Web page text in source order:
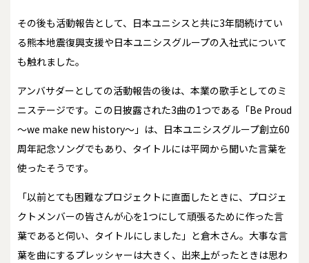
その後も活動報告として、日本ユニシスと共に3年間続けてい
る熊本地震復興支援や日本ユニシスグループの入社式について
も触れました。
アンバサダーとしての活動報告の後は、本業の歌手としてのミ
ニステージです。この日披露された3曲の1つである「Be Proud
～we make new history～」は、日本ユニシスグループ創立60
周年記念ソングでもあり、タイトルには平岡から聞いた言葉を
使ったそうです。
「以前とても困難なプロジェクトに直面したときに、プロジェ
クトメンバーの皆さんが心を1つにして頑張るために作った言
葉であると伺い、タイトルにしました」と倉木さん。大事な言
葉を曲にするプレッシャーは大きく、出来上がったときは思わ